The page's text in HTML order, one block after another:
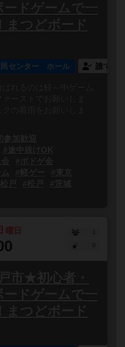
ドゲームで一
まつどボード
民センター ホール 誰でも
れるのは軽～中ゲーム
ーストでお願いしま
の着用をお願いしま
参加歓迎
#途中抜けOK
#ボドゲ会
#軽ゲー
#東京
戸 #松戸
#茨城
曜日
1
市★初心者・
ドゲームで一
まつどボード